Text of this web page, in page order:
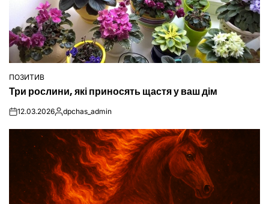
ОПУБЛІКУВАТИ
ПОЗИТИВ
Три рослини, які приносять щастя у ваш дім
on12.03.2026Опубліковано
dpchas_admin